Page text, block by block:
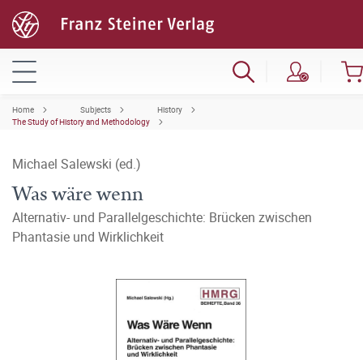
Home Subjects
History
The Study of History and Methodology
Michael Salewski (ed.)
Was wäre wenn
Alternativ- und Parallelgeschichte: Brücken zwischen
Phantasie und Wirklichkeit